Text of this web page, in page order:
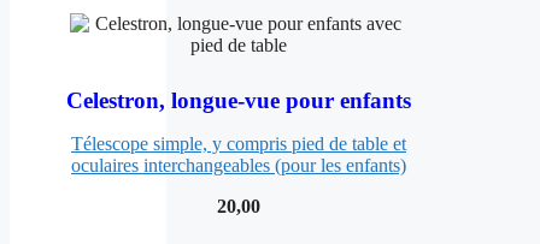
Celestron, longue-vue pour enfants
Télescope simple, y compris pied de table et
oculaires interchangeables (pour les enfants)
20,00